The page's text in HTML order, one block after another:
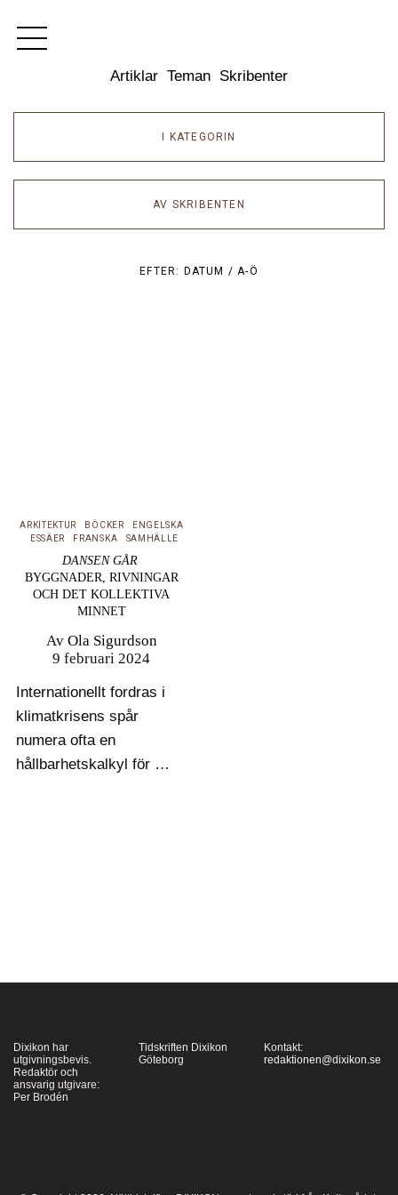
Artiklar Teman Skribenter
I KATEGORIN
AV SKRIBENTEN
EFTER: DATUM /A-Ö
ARKITEKTUR BÖCKER
ENGELSKA
ESSÄER
FRANSKA SAMHÄLLE
DANSEN GÅR
BYGGNADER, RIVNINGAR
OCH DET KOLLEKTIVA
MINNET
Av Ola Sigurdson
9 februari 2024
Internationellt fordras i
klimatkrisens spår
numera ofta en
hållbarhetskalkyl för att
förlust av…
Dixikon har
utgivningsbevis.
Redaktör och
ansvarig utgivare:
Per Brodén
Tidskriften Dixikon
Göteborg
Kontakt:
redaktionen@dixikon.se